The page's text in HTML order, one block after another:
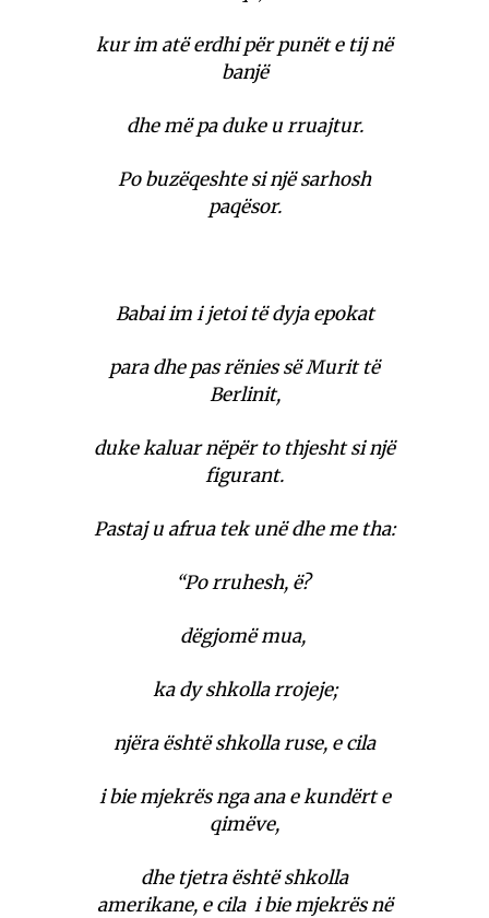
kur im atë erdhi për punët e tij në
banjë
dhe më pa duke u rruajtur.
Po buzëqeshte si një sarhosh
paqësor.
Babai im i jetoi të dyja epokat
para dhe pas rënies së Murit të
Berlinit,
duke kaluar nëpër to thjesht si një
figurant.
Pastaj u afrua tek unë dhe me tha:
“Po rruhesh, ë?
dëgjomë mua,
ka dy shkolla rrojeje;
njëra është shkolla ruse, e cila
i bie mjekrës nga ana e kundërt e
qimëve,
dhe tjetra është shkolla
amerikane, e cila i bie mjekrës në